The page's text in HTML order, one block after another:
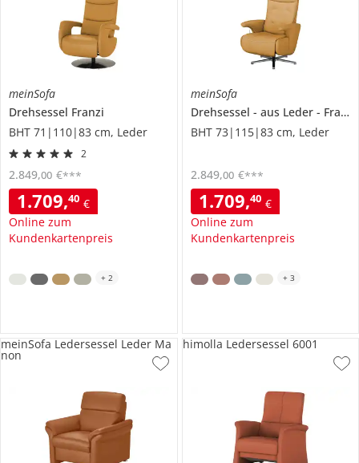
meinSofa
Drehsessel Franzi
BHT 71|110|83 cm, Leder
2
1.709,40 €
Online zum
Kundenkartenpreis
2.849,00 €***
+ 2
meinSofa
Drehsessel
aus Leder
Franzi
BHT 73|115|83 cm, Leder
1.709,40 €
Online zum
Kundenkartenpreis
2.849,00 €***
+ 3
meinSofa Ledersessel Leder Ma
non
himolla Ledersessel 6001